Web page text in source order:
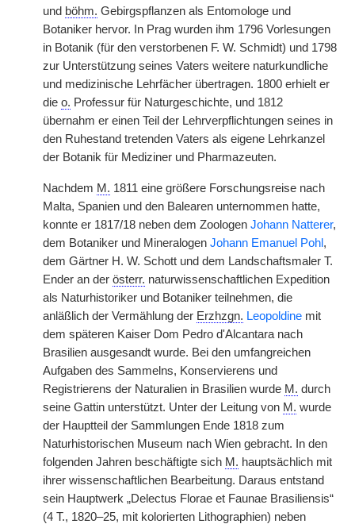
und böhm. Gebirgspflanzen als Entomologe und
Botaniker hervor. In Prag wurden ihm 1796 Vorlesungen
in Botanik (für den verstorbenen F. W. Schmidt) und 1798
zur Unterstützung seines Vaters weitere naturkundliche
und medizinische Lehrfächer übertragen. 1800 erhielt er
die o. Professur für Naturgeschichte, und 1812
übernahm er einen Teil der Lehrverpflichtungen seines in
den Ruhestand tretenden Vaters als eigene Lehrkanzel
der Botanik für Mediziner und Pharmazeuten.
Nachdem M. 1811 eine größere Forschungsreise nach
Malta, Spanien und den Balearen unternommen hatte,
konnte er 1817/18 neben dem Zoologen Johann Natterer,
dem Botaniker und Mineralogen Johann Emanuel Pohl ,
dem Gärtner H. W. Schott und dem Landschaftsmaler T.
Ender an der österr. naturwissenschaftlichen Expedition
als Naturhistoriker und Botaniker teilnehmen, die
anläßlich der Vermählung der Erzhzgn. Leopoldine mit
dem späteren Kaiser Dom Pedro d'Alcantara nach
Brasilien ausgesandt wurde. Bei den umfangreichen
Aufgaben des Sammelns, Konservierens und
Registrierens der Naturalien in Brasilien wurde M. durch
seine Gattin unterstützt. Unter der Leitung von M. wurde
der Hauptteil der Sammlungen Ende 1818 zum
Naturhistorischen Museum nach Wien gebracht. In den
folgenden Jahren beschäftigte sich M. hauptsächlich mit
ihrer wissenschaftlichen Bearbeitung. Daraus entstand
sein Hauptwerk „Delectus Florae et Faunae Brasiliensis“
(4 T., 1820–25, mit kolorierten Lithographien) neben